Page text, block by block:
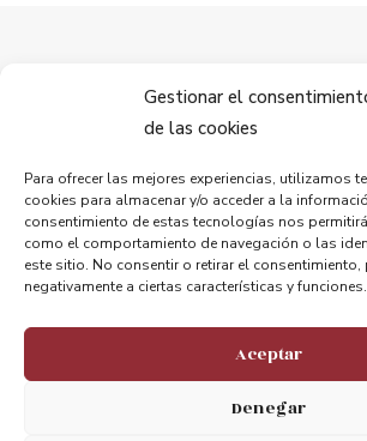
Gestionar el
de las cookies
Para ofrecer las mejores experiencias, utilizamos
cookies para almacenar y/o acceder a la
consentimiento de estas tecnologías nos
como el comportamiento de navegación o las
este sitio. No consentir o retirar el consentimiento,
negativamente a ciertas características y funciones.
Aceptar
Denegar
Apreciamos tu
@puentebizkaia